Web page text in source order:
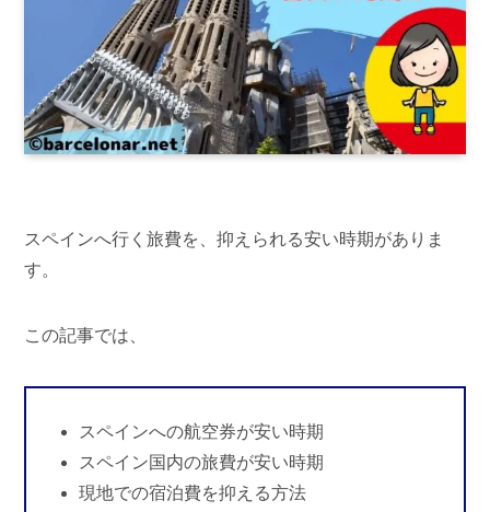
スペインへ行く旅費を、抑えられる安い時期がありま
す。
この記事では、
スペインへの航空券が安い時期
スペイン国内の旅費が安い時期
現地での宿泊費を抑える方法